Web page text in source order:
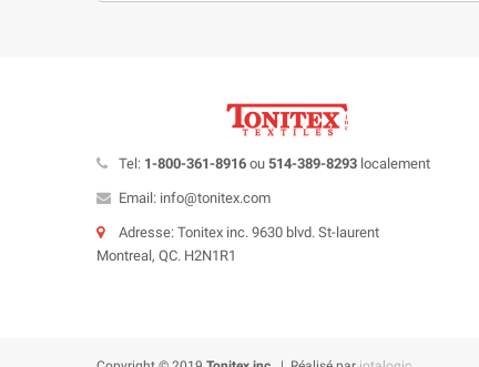
Tel: 1-800-361-8916 ou 514-389-8293 localement
Email: info@tonitex.com
Adresse: Tonitex inc. 9630 blvd. St-laurent
Montreal, QC. H2N1R1